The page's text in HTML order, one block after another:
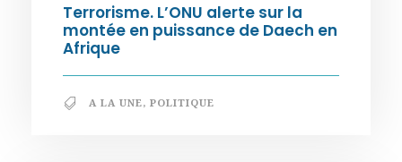
Terrorisme. L’ONU alerte sur la
montée en puissance de Daech en
Afrique
A LA UNE, POLITIQUE